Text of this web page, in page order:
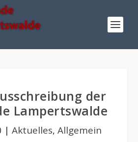
der
Lampertswalde
| Aktuelles, Allgemein